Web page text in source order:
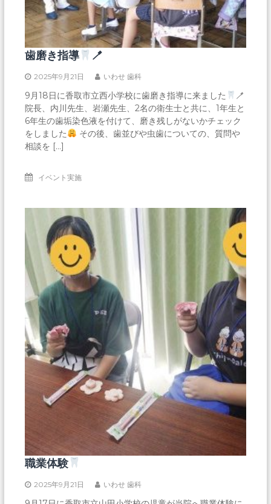
歯磨き指導 🪥
2025年9月21日 いわせ 歯科
9月18日に香取市立西小学校に歯磨き指導に来ました
🪥
院長、内川先生、岩瀬先生、2名の衛生士と共に、1年生と
6年生の歯垢染色液を付けて、磨き残しがないかチェック
をしました
その後、歯並びや虫歯についての、質問や
相談を […]
イベント実施
職業体験
2025年9月21日 いわせ 歯科